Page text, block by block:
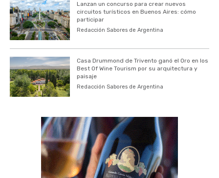
Lanzan un concurso para crear nuevos
circuitos turísticos en Buenos Aires: cómo
participar
Redacción Sabores de Argentina
Casa Drummond de Trivento ganó el Oro en los
Best Of Wine Tourism por su arquitectura y
paisaje
Redacción Sabores de Argentina